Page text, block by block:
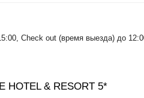
Check out (время выезда) до
HOTEL & RESORT 5*